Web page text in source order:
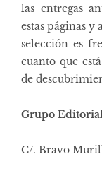
las entregas
estas páginas
selección es
cuanto que
de
Grupo
C/. Bravo